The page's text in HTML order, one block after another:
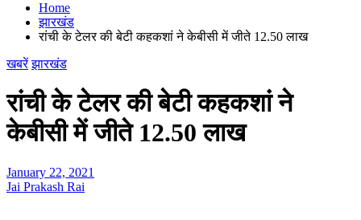
Home
झारखंड
रांची के टेलर की बेटी कहकशां ने केबीसी में जीते 12.50 लाख
खबरें झारखंड
रांची के टेलर की बेटी कहकशां ने
केबीसी में जीते 12.50 लाख
January 22, 2021
Jai Prakash Rai